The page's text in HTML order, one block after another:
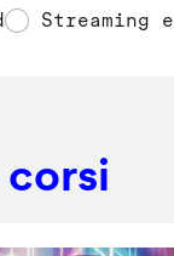
Streaming